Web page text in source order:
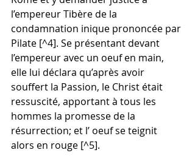
l’empereur Tibère de la
condamnation inique prononcée par
Pilate [^4]. Se présentant devant
l’empereur avec un oeuf en main,
elle lui déclara qu’après avoir
souffert la Passion, le Christ était
ressuscité, apportant à tous les
hommes la promesse de la
résurrection; et l’ oeuf se teignit
alors en rouge [^5].